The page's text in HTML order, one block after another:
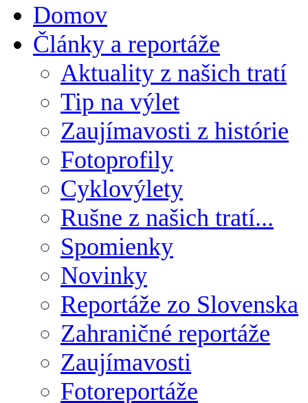
Domov
Články a reportáže
Aktuality z našich tratí
Tip na výlet
Zaujímavosti z histórie
Fotoprofily
Cyklovýlety
Rušne z našich tratí...
Spomienky
Novinky
Reportáže zo Slovenska
Zahraničné reportáže
Zaujímavosti
Fotoreportáže